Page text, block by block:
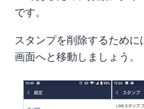
です。
スタンプを削除するため
画面へと移動しましょう。